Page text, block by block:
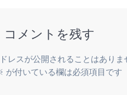
コメントを残す
レスが公開されることはありま
が付いている欄は必須項目です